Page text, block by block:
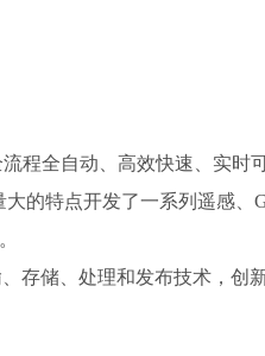
程全自动、高效快速、实时
的特点开发了一系列遥感
存储、处理和发布技术，